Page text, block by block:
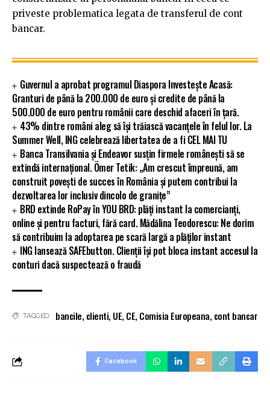
priveste problematica legata de transferul de cont
bancar.
Guvernul a aprobat programul Diaspora Investește Acasă:
Granturi de până la 200.000 de euro și credite de până la
500.000 de euro pentru românii care deschid afaceri în țară.
43% dintre români aleg să își trăiască vacanțele în felul lor. La
Summer Well, ING celebrează libertatea de a fi CEL MAI TU
Banca Transilvania și Endeavor susțin firmele românești să se
extindă internațional. Ömer Tetik: „Am crescut împreună, am
construit povești de succes în România și putem contribui la
dezvoltarea lor inclusiv dincolo de granițe”
BRD extinde RoPay în YOU BRD: plăți instant la comercianți,
online și pentru facturi, fără card. Mădălina Teodorescu: Ne dorim
să contribuim la adoptarea pe scară largă a plăților instant
ING lansează SAFEbutton. Clienții își pot bloca instant accesul la
conturi dacă suspectează o fraudă
TAGGED: bancile, clienti, UE, CE, Comisia Europeana, cont bancar
Facebook